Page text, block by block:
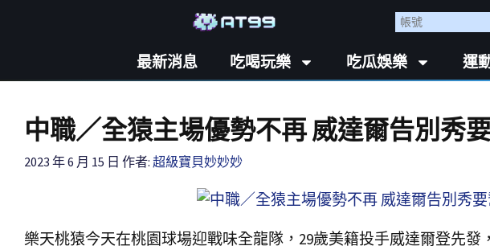
最新消息 吃喝玩樂 吃瓜娛樂 運
中職／全猿主場優勢不再 威達爾告別秀
2023 年 6 月 15 日 作者: 超級寶貝妙妙妙
樂天桃猿今天在桃園球場迎戰味全龍隊，29歲美籍投手威達爾登先